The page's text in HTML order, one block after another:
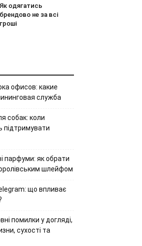
Як одягатись
брендово не за всі
гроші
офисов: какие
служба
собак: коли
підтримувати
парфуми: як обрати
шлейфом
що впливає
помилки у догляді,
сухості та